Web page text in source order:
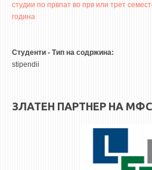
ВОНРЕДНИ ПРОФ.
ЛЕКТОРИ
студии по првпат во прв или трет
година
Студенти - Тип на содржина:
stipendii
ЗЛАТЕН ПАРТНЕР НА МФС